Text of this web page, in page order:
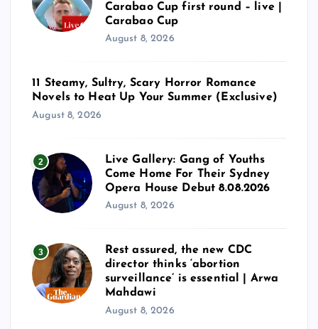
Carabao Cup first round – live |
Carabao Cup
August 8, 2026
11 Steamy, Sultry, Scary Horror Romance
Novels to Heat Up Your Summer (Exclusive)
August 8, 2026
2
Live Gallery: Gang of Youths
Come Home For Their Sydney
Opera House Debut 8.08.2026
August 8, 2026
3
Rest assured, the new CDC
director thinks ‘abortion
surveillance’ is essential | Arwa
Mahdawi
August 8, 2026